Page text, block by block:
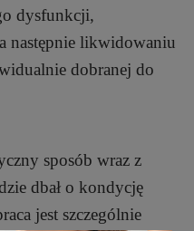
dysfunkcji,
następnie likwidowaniu
dobranej do
sposób wraz z
dbał o kondycję
jest szczególnie